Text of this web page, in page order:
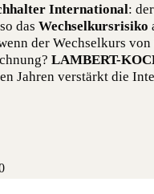
Inter­na­tio­nal: der
das Wech­sel­kurs­ri­si­ko
der Wech­sel­kurs
LAMBERT-
Jah­ren ver­stärkt die